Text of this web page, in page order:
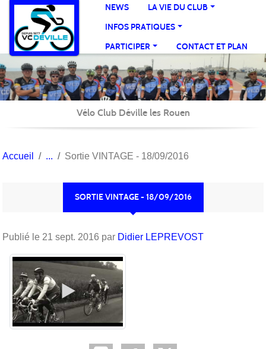
NEWS
LA VIE DU CLUB
INFOS PRATIQUES
PARTICIPER
CONTACT ET PLAN
Vélo Club Déville les Rouen
Accueil Sortie VINTAGE - 18/09/2016
SORTIE VINTAGE - 18/09/2016
Publié le 21 sept. 2016 par Didier LEPREVOST
Panneau de gestion des cookies